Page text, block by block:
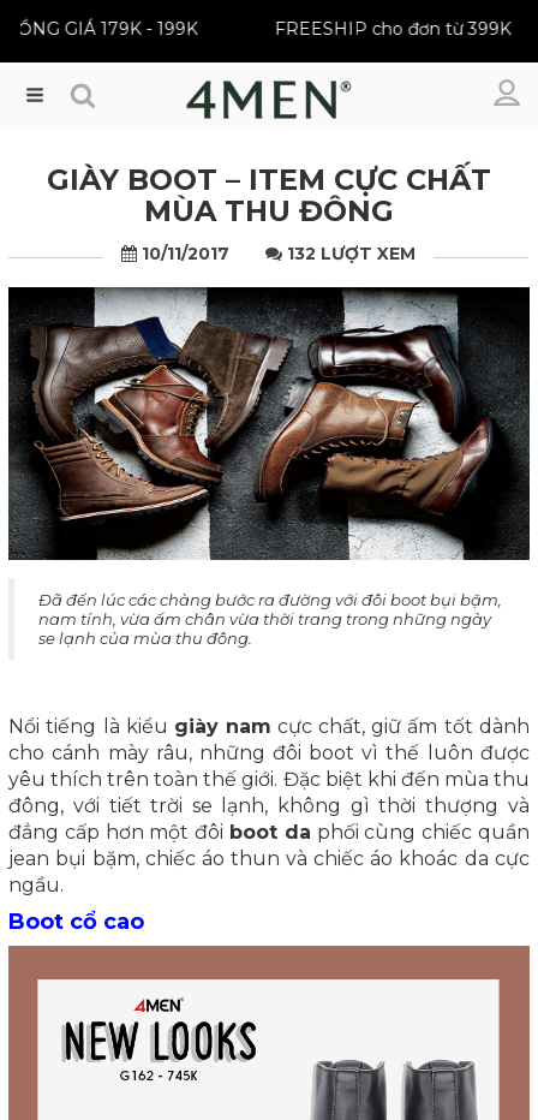
| ĐỒNG GIÁ 179K - 199K FREESHIP cho đơn từ
Menu
GIÀY BOOT – ITEM CỰC CHẤT
MÙA THU ĐÔNG
10/11/2017 132 LƯỢT XEM
Đã đến lúc các chàng bước ra đường với đôi boot bụi bặm,
nam tính, vừa ấm chân vừa thời trang trong những ngày
se lạnh của mùa thu đông.
Nổi tiếng là kiểu giày nam cực chất, giữ ấm tốt dành
cho cánh mày râu, những đôi boot vì thế luôn được
yêu thích trên toàn thế giới. Đặc biệt khi đến mùa thu
đông, với tiết trời se lạnh, không gì thời thượng và
đẳng cấp hơn một đôi boot da phối cùng chiếc quần
jean bụi bặm, chiếc áo thun và chiếc áo khoác da cực
ngầu.
Boot cổ cao